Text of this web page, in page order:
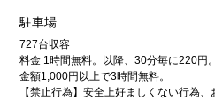
駐車場
727台収容
料金 1時間無料。以降、30分毎に220円
金額1,000円以上で3時間無料。
【禁止行為】安全上好ましくない行為